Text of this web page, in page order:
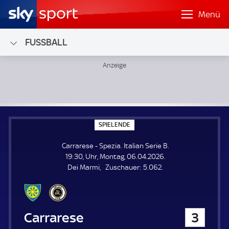
Menü
FUSSBALL
SPIELENDE
P
E
L
E
N
Carrarese - Spezia. Italian Serie B.
19:30, Uhr, Montag, 06.04.2026.
Dei Marmi
Zuschauer: Z
5.062.
Carrarese 3